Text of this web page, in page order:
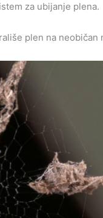
za ubijanje plena.
plen na neobičan